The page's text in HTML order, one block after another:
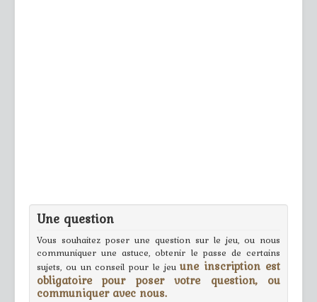
Une question
Vous souhaitez poser une question sur le jeu, ou nous
communiquer une astuce, obtenir le passe de certains
sujets, ou un conseil pour le jeuune inscription est
obligatoire pour poser votre question, ou
communiquer avec nous.